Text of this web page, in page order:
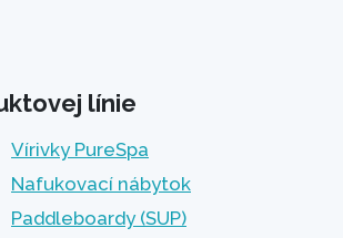
línie
Vírivky PureSpa
Nafukovací nábytok
Paddleboardy (SUP)